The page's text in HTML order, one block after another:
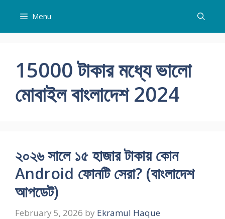
content
Menu
15000 টাকার মধ্যে ভালো
মোবাইল বাংলাদেশ 2024
২০২৬ সালে ১৫ হাজার টাকায় কোন
Android ফোনটি সেরা? (বাংলাদেশ
আপডেট)
February 5, 2026 by Ekramul Haque